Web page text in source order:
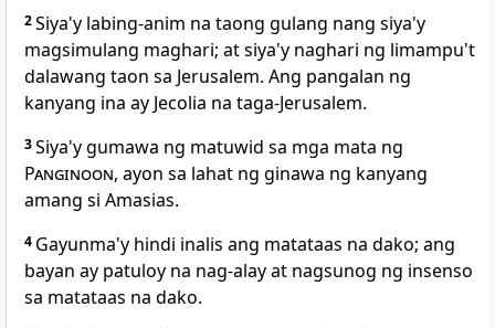
2Siya'y labing-anim na taong gulang nang siya'y
magsimulang maghari; at siya'y naghari ng limampu't
dalawang taon sa Jerusalem. Ang pangalan ng
kanyang ina ay Jecolia na taga-Jerusalem.
3Siya'y gumawa ng matuwid sa mga mata ng
Panginoon, ayon sa lahat ng ginawa ng kanyang
amang si Amasias.
4 Gayunma'y hindi inalis ang matataas na dako; ang
bayan ay patuloy na nag-alay at nagsunog ng insenso
sa matataas na dako.